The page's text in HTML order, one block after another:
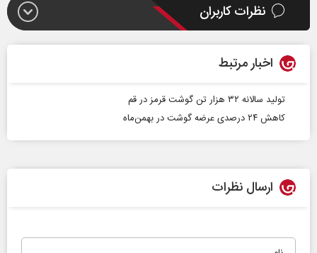
نظرات کاربران
اخبار مرتبط
تولید سالانه ۳۲ هزار تن گوشت قرمز در قم
کاهش ۲۴ درصدی عرضه گوشت در بهمن‌ماه
ارسال نظرات